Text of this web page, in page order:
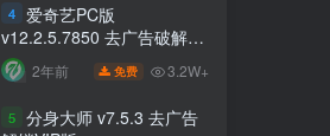
4
爱奇艺PC版
v12.2.5.7850 去广告破解版
比VIP更VIP
2年前 免费 3.2W+
5 分身大师 v7.5.3 去广告